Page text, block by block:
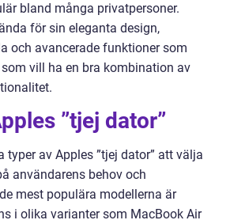
bland många privatpersoner.
för sin eleganta design,
och avancerade funktioner som
vill ha en bra kombination av
”tjej dator”
typer av Apples ”tjej dator” att välja
användarens behov och
mest populära modellerna är
i olika varianter som MacBook Air